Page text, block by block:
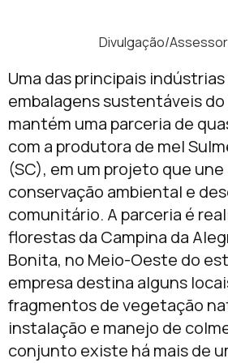
Divulgação/
Uma das principais
embalagens sustentáveis do
mantém uma parceria de
com a produtora de mel
(SC), em um projeto que
conservação ambiental e
comunitário. A parceria é
florestas da Campina da
Bonita, no Meio-Oeste do
empresa destina alguns
fragmentos de vegetação
instalação e manejo de
conjunto existe há mais de